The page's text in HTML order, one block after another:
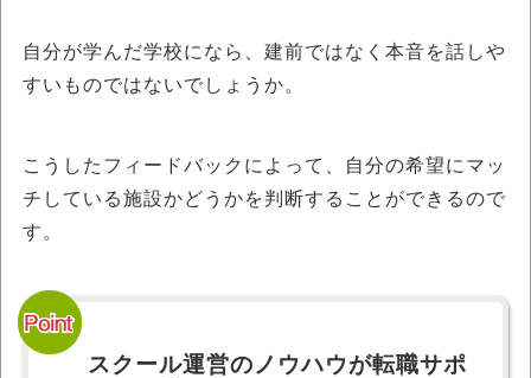
自分が学んだ学校になら、建前ではなく本音を話しや
すいものではないでしょうか。
こうしたフィードバックによって、自分の希望にマッ
チしている施設かどうかを判断することができるので
す。
スクール運営のノウハウが転職サポ